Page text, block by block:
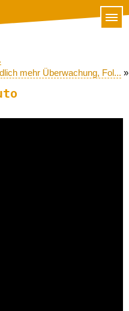
mehr Überwachung, Fol... »